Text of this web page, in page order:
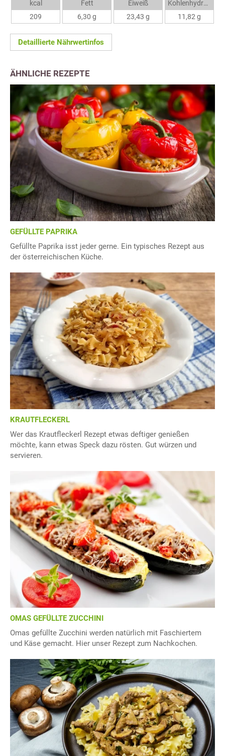
kcal
209
Fett
6,30 g
Eiweiß
23,43 g
Kohlenhydrate
11,82 g
Detaillierte Nährwertinfos
ÄHNLICHE REZEPTE
GEFÜLLTE PAPRIKA
Gefüllte Paprika isst jeder gerne. Ein typisches Rezept aus
der österreichischen Küche.
KRAUTFLECKERL
Wer das Krautfleckerl Rezept etwas deftiger genießen
möchte, kann etwas Speck dazu rösten. Gut würzen und
servieren.
OMAS GEFÜLLTE ZUCCHINI
Omas gefüllte Zucchini werden natürlich mit Faschiertem
und Käse gemacht. Hier unser Rezept zum Nachkochen.